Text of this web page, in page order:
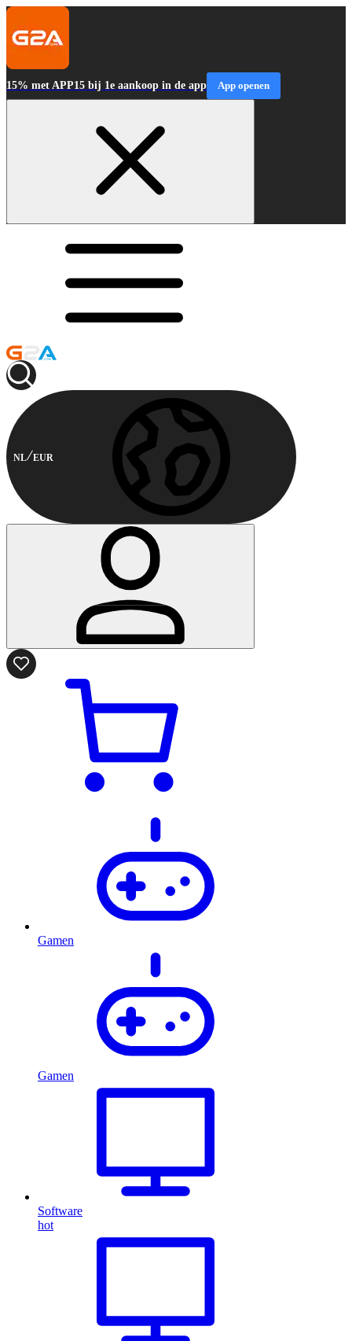
15% met APP15 bij 1e aankoop in de app App openen
NL EUR
Gamen
Gamen
Software
hot